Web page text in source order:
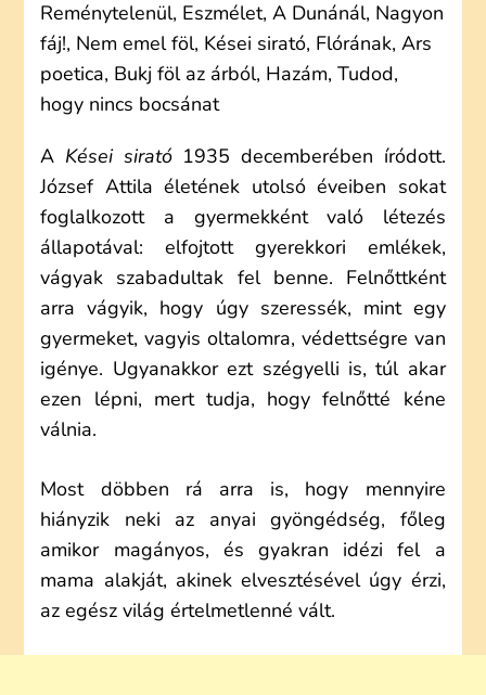
A Kései sirató 1935 decemberében íródott.
József Attila életének utolsó éveiben sokat
foglalkozott a gyermekként való létezés
állapotával: elfojtott gyerekkori emlékek,
vágyak szabadultak fel benne. Felnőttként
arra vágyik, hogy úgy szeressék, mint egy
gyermeket, vagyis oltalomra, védettségre van
igénye. Ugyanakkor ezt szégyelli is, túl akar
ezen lépni, mert tudja, hogy felnőtté kéne
válnia.
Most döbben rá arra is, hogy mennyire
hiányzik neki az anyai gyöngédség, főleg
amikor magányos, és gyakran idézi fel a
mama alakját, akinek elvesztésével úgy érzi,
az egész világ értelmetlenné vált.